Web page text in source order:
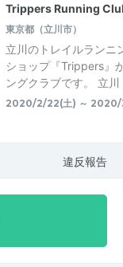
Trippers Running
東京都（立川市）
立川のトレイルランニ
ショップ『Trippers』
ングクラブです。 立
2020/2/22(土) ～ 2020/
違反報告